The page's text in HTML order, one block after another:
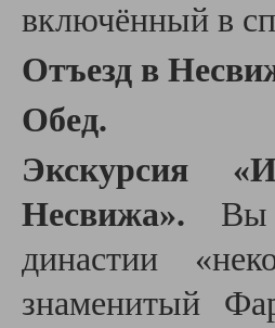
включённый в
Отъезд в
Обед.
Экскурсия
Несвижа».
Вы
династии
знаменитый